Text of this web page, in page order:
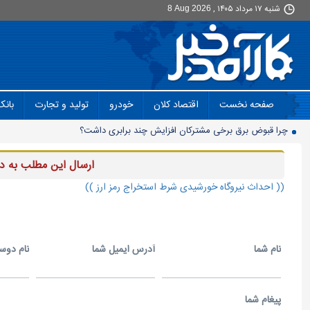
شنبه ۱۷ مرداد ۱۴۰۵ , 8 Aug 2026
صفحه نخست اقتصاد کلان خودرو تولید و تجارت
چرا قبوض برق برخی مشترکان افزایش چند برابری داشت؟
چگونه به «کیف پول ایران» وصل شویم؟
انتقال تورم خودرو به بازار خدمات
روز سبز بورس
ارسال اين مطلب به
(( احداث نیروگاه خورشیدی شرط استخراج رمز ارز ))
نام شما آدرس ايميل شما نام
پيغام شما